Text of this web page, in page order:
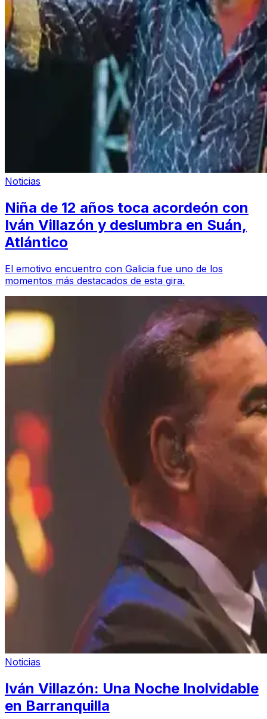
Noticias
Niña de 12 años toca acordeón con
Iván Villazón y deslumbra en Suán,
Atlántico
El emotivo encuentro con Galicia fue uno de los
momentos más destacados de esta gira.
Noticias
Iván Villazón: Una Noche Inolvidable
en Barranquilla